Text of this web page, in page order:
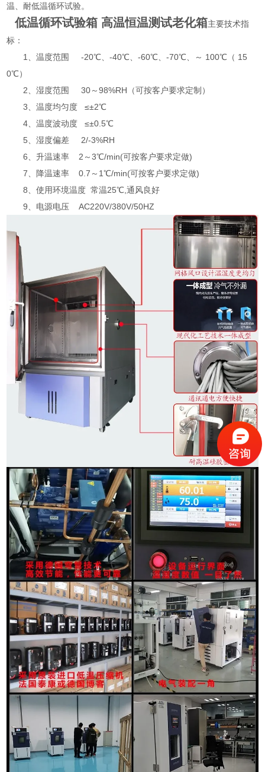
温、耐低温循环试验。
低温循环试验箱 高温恒温测试老化箱主要技术指
标：
1、温度范围 -20℃、-40℃、-60℃、-70℃、～ 100℃（ 15
0℃）
2、湿度范围 30～98%RH（可按客户要求定制）
3、温度均匀度 ≤±2℃
4、温度波动度 ≤±0.5℃
5、湿度偏差 2/-3%RH
6、升温速率 2～3℃/min(可按客户要求定做)
7、降温速率 0.7～1℃/min(可按客户要求定做)
8、使用环境温度 常温25℃,通风良好
9、电源电压 AC220V/380V/50HZ